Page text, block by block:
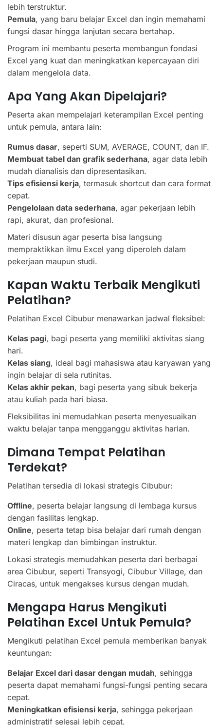
lebih terstruktur.
Pemula, yang baru belajar Excel dan ingin memahami
fungsi dasar hingga lanjutan secara bertahap.
Program ini membantu peserta membangun fondasi
Excel yang kuat dan meningkatkan kepercayaan diri
dalam mengelola data.
Apa Yang Akan Dipelajari?
Peserta akan mempelajari keterampilan Excel penting
untuk pemula, antara lain:
Rumus dasar, seperti SUM, AVERAGE, COUNT, dan IF.
Membuat tabel dan grafik sederhana, agar data lebih
mudah dianalisis dan dipresentasikan.
Tips efisiensi kerja, termasuk shortcut dan cara format
cepat.
Pengelolaan data sederhana, agar pekerjaan lebih
rapi, akurat, dan profesional.
Materi disusun agar peserta bisa langsung
mempraktikkan ilmu Excel yang diperoleh dalam
pekerjaan maupun studi.
Kapan Waktu Terbaik Mengikuti
Pelatihan?
Pelatihan Excel Cibubur menawarkan jadwal fleksibel:
Kelas pagi, bagi peserta yang memiliki aktivitas siang
hari.
Kelas siang, ideal bagi mahasiswa atau karyawan yang
ingin belajar di sela rutinitas.
Kelas akhir pekan, bagi peserta yang sibuk bekerja
atau kuliah pada hari biasa.
Fleksibilitas ini memudahkan peserta menyesuaikan
waktu belajar tanpa mengganggu aktivitas harian.
Dimana Tempat Pelatihan
Terdekat?
Pelatihan tersedia di lokasi strategis Cibubur:
Offline, peserta belajar langsung di lembaga kursus
dengan fasilitas lengkap.
Online, peserta tetap bisa belajar dari rumah dengan
materi lengkap dan bimbingan instruktur.
Lokasi strategis memudahkan peserta dari berbagai
area Cibubur, seperti Transyogi, Cibubur Village, dan
Ciracas, untuk mengakses kursus dengan mudah.
Mengapa Harus Mengikuti
Pelatihan Excel Untuk Pemula?
Mengikuti pelatihan Excel pemula memberikan banyak
keuntungan:
Belajar Excel dari dasar dengan mudah, sehingga
peserta dapat memahami fungsi-fungsi penting secara
cepat.
Meningkatkan efisiensi kerja, sehingga pekerjaan
administratif selesai lebih cepat.